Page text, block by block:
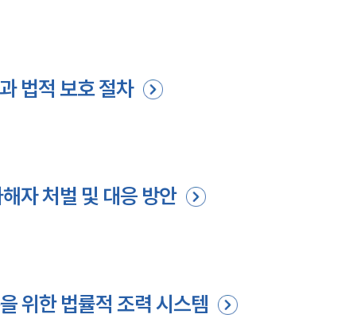
법적 보호 절차
자 처벌 및 대응 방안
위한 법률적 조력 시스템